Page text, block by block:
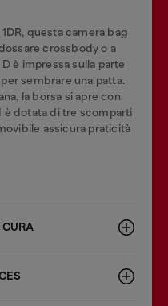
questa camera bag
crossbody o a
è impressa sulla parte
sembrare una patta.
la borsa si apre con
è dotata di tre scomparti
assicura praticità